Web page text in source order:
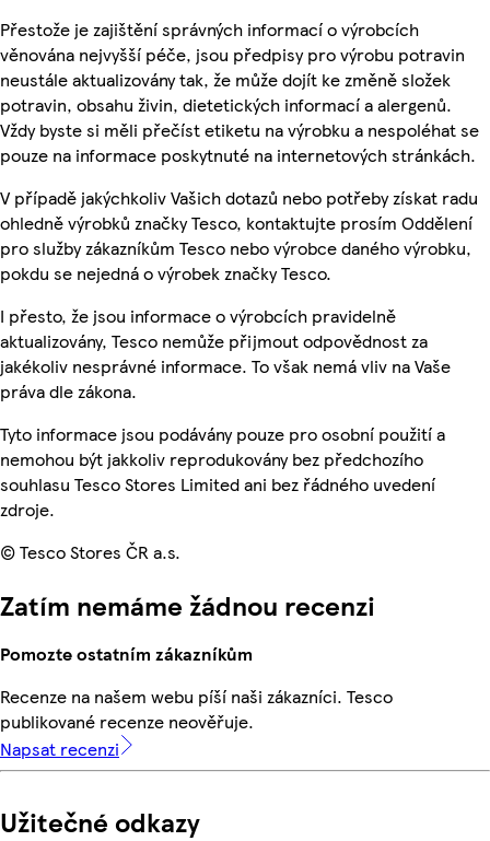
Přestože je zajištění správných informací o výrobcích
věnována nejvyšší péče, jsou předpisy pro výrobu potravin
neustále aktualizovány tak, že může dojít ke změně složek
potravin, obsahu živin, dietetických informací a alergenů.
Vždy byste si měli přečíst etiketu na výrobku a nespoléhat se
pouze na informace poskytnuté na internetových stránkách.
V případě jakýchkoliv Vašich dotazů nebo potřeby získat radu
ohledně výrobků značky Tesco, kontaktujte prosím Oddělení
pro služby zákazníkům Tesco nebo výrobce daného výrobku,
pokdu se nejedná o výrobek značky Tesco.
I přesto, že jsou informace o výrobcích pravidelně
aktualizovány, Tesco nemůže přijmout odpovědnost za
jakékoliv nesprávné informace. To však nemá vliv na Vaše
práva dle zákona.
Tyto informace jsou podávány pouze pro osobní použití a
nemohou být jakkoliv reprodukovány bez předchozího
souhlasu Tesco Stores Limited ani bez řádného uvedení
zdroje.
© Tesco Stores ČR a.s.
Zatím nemáme žádnou recenzi
Pomozte ostatním zákazníkům
Recenze na našem webu píší naši zákazníci. Tesco
publikované recenze neověřuje.
Napsat recenzi
Užitečné odkazy